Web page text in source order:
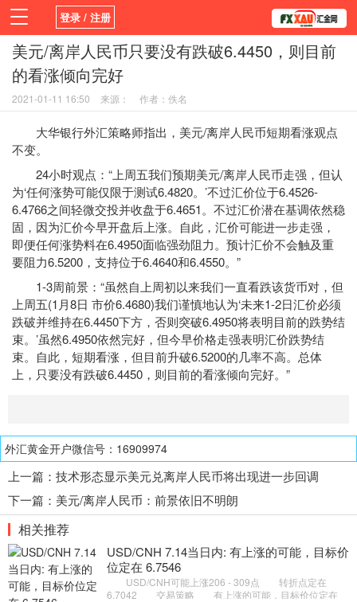
登录 / 注册
首页 新闻 观点 货币
学院
平台
指标EA
美元/离岸人民币只要没有跌破6.4450，则目前
的看涨倾向完好
2021-01-11 16:50 来源： 作者：佚名
大华银行外汇策略师指出，美元/离岸人民币短期看涨观点
不变。
24小时观点：“上周五我们预期美元/离岸人民币走强，但认
为‘任何涨势可能仅限于测试6.4820。’不过汇价位于6.4526-
6.4766之间轻微交投并收盘于6.4651。不过汇价潜在基调依然稳
固，因为汇价今早开盘后上涨。自此，汇价可能进一步走强，
即便任何涨势料在6.4950面临强劲阻力。预计汇价不会触及重
要阻力6.5200，支持位于6.4640和6.4550。”
1-3周前景：“虽然自上周初以来我们一直看跌该货币对，但
上周五(1月8日 市价6.4680)我们谨慎地认为‘未来1-2日汇价必须
跌破并维持在6.4450下方，否则突破6.4950将表明目前的跌势结
束。’虽然6.4950依然完好，但今早价格走强表明汇价跌势结
束。自此，短期看涨，但目前升破6.5200的几率不高。总体
上，只要没有跌破6.4450，则目前的看涨倾向完好。”
外汇黄金开户微信号：16909974
上一篇： 技术形态显示美元兑离岸人民币将出现进一步回调
下一篇： 美元/离岸人民币：前景依旧不明朗
相关推荐
USD/CNH 7.14当日内: 有上涨的可能，目标价
位定在 6.7546
USD/CNH可能上涨206 - 309点 转折点定在
6.7042 交易策略 有上涨的可能，目标价位定在